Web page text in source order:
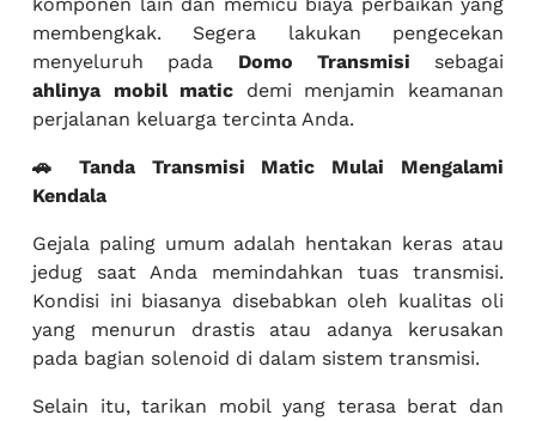
membengkak. Segera lakukan pengecekan
menyeluruh pada Domo Transmisi sebagai
ahlinya mobil matic demi menjamin keamanan
perjalanan keluarga tercinta Anda.
🚗 Tanda Transmisi Matic Mulai Mengalami
Kendala
Gejala paling umum adalah hentakan keras atau
jedug saat Anda memindahkan tuas transmisi.
Kondisi ini biasanya disebabkan oleh kualitas oli
yang menurun drastis atau adanya kerusakan
pada bagian solenoid di dalam sistem transmisi.
Selain itu, tarikan mobil yang terasa berat dan